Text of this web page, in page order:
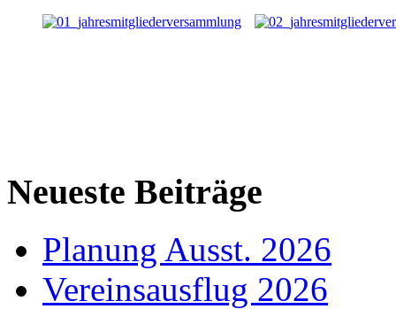
Neueste Beiträge
Planung Ausst. 2026
Vereinsausflug 2026